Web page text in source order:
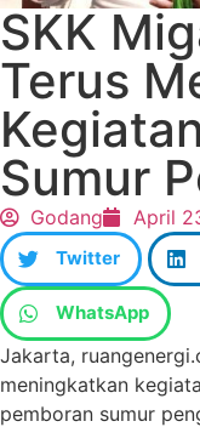
SKK
Terus
Sumur
Godang April
Twitter
WhatsApp
Jakarta,
meningkatkan
pemboran sumur